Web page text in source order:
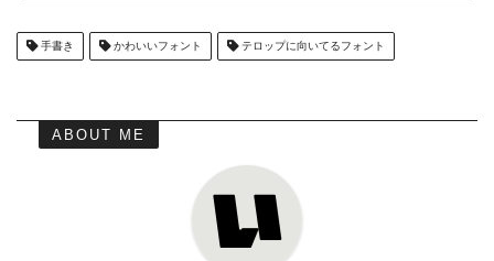
手書き かわいいフォント テロップに向いてるフォント
ABOUT ME